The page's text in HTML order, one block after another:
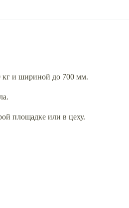
кг и шириной до 700 мм.
площадке или в цеху.